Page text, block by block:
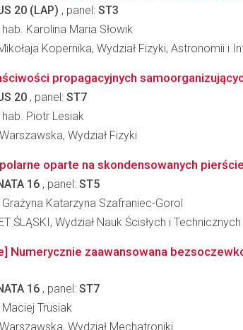
20 (LAP) , panel: ST3
Karolina Maria Słowik
Kopernika, Wydział Fizyki, Astronomii i
propagacyjnych
20 , panel: ST7
Piotr Lesiak
Wydział Fizyki
oparte na skondensowanych
16 , panel: ST5
Katarzyna Szafraniec-Gorol
ŚLĄSKI, Wydział Nauk Ścisłych i Technicznych
Numerycznie zaawansowana
16 , panel: ST7
Trusiak
Wydział Mechatroniki